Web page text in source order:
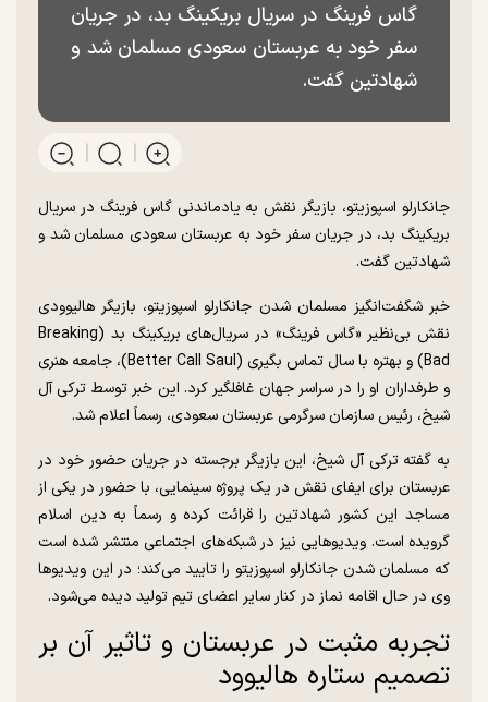
گاس فرینگ در سریال بریکینگ بد، در جریان
سفر خود به عربستان سعودی مسلمان شد و
شهادتین گفت.
جانکارلو اسپوزیتو، بازیگر نقش به یادماندنی گاس فرینگ در سریال
بریکینگ بد، در جریان سفر خود به عربستان سعودی مسلمان شد و
شهادتین گفت.
خبر شگفت‌انگیز مسلمان شدن جانکارلو اسپوزیتو، بازیگر هالیوودی
نقش بی‌نظیر «گاس فرینگ» در سریال‌های بریکینگ بد (Breaking
Bad) و بهتره با سال تماس بگیری (Better Call Saul)، جامعه هنری
و طرفداران او را در سراسر جهان غافلگیر کرد. این خبر توسط ترکی آل
شیخ، رئیس سازمان سرگرمی عربستان سعودی، رسماً اعلام شد.
به گفته ترکی آل شیخ، این بازیگر برجسته در جریان حضور خود در
عربستان برای ایفای نقش در یک پروژه سینمایی، با حضور در یکی از
مساجد این کشور شهادتین را قرائت کرده و رسماً به دین اسلام
گرویده است. ویدیو‌هایی نیز در شبکه‌های اجتماعی منتشر شده است
که مسلمان شدن جانکارلو اسپوزیتو را تایید می‌کند؛ در این ویدیو‌ها
وی در حال اقامه نماز در کنار سایر اعضای تیم تولید دیده می‌شود.
تجربه مثبت در عربستان و تاثیر آن بر
تصمیم ستاره هالیوود